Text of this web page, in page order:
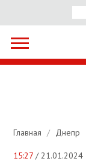
Главная / Днепр
15:27 / 21.01.2024